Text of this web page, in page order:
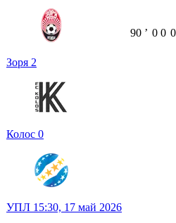
Зоря 2
Колос 0
90 ʼ 0 0 0
УПЛ 15:30, 17 май 2026